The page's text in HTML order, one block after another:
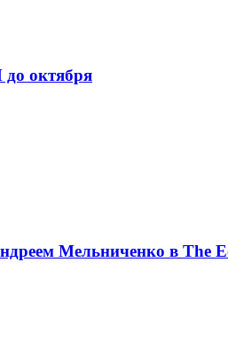
октября
Мельниченко в The